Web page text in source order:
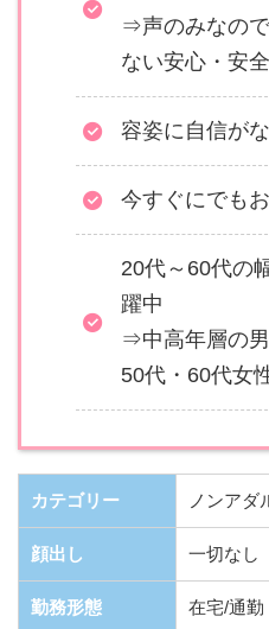
⇒声のみなの
ない安心・安
容姿に自信が
今すぐにでも
20代～60代の
躍中
⇒中高年層の男
50代・60代女
カテゴリー ノンアダ
顔出し 一切なし
勤務形態 在宅/通勤